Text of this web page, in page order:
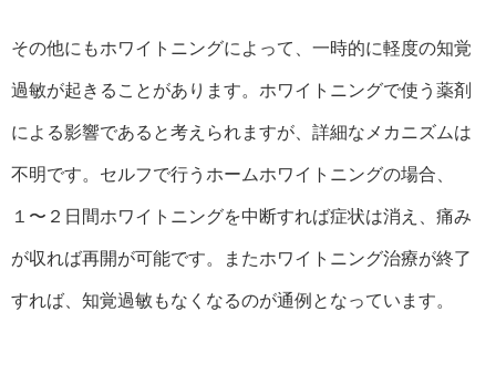
その他にもホワイトニングによって、一時的に軽度の知覚
過敏が起きることがあります。ホワイトニングで使う薬剤
による影響であると考えられますが、詳細なメカニズムは
不明です。セルフで行うホームホワイトニングの場合、
１〜２日間ホワイトニングを中断すれば症状は消え、痛み
が収れば再開が可能です。またホワイトニング治療が終了
すれば、知覚過敏もなくなるのが通例となっています。